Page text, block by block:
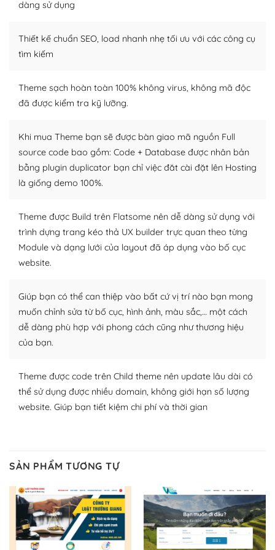
– Sở hữu một cộng đồng lớn, sẵn sàng hỗ trợ
khổng lồ được kiểm duyệt bởi các nhân viên và những
người cuồng tín WordPress.
Nếu bạn gặp khó khăn, bạn có thể lên mạng và tìm
kiếm những cộng đồng WordPress, họ sẽ giúp bạn trả
lời, giải đáp vấn đề của bạn.
Cộng đồng sử dụng WordPress sẵn sàng hỗ trợ bạn
– Đa dạng plugin và themes
Plugin mở rộng là thành phần cài đặt thêm vào
WordPress để tăng thêm các tính năng cần thiết. Có
nhiều plugin trả phí hoặc miễn phí.
Nhờ lượng người dùng đông đảo, thư viện themes và
plugin của WordPress rất phong phú. Bạn có thể thỏa
thích chọn lựa plugin và themes phù hợp cho mục đích
lập website của mình.
– Dễ sử dụng
Với mọi Hosting bất kỳ thì WordPress đều có thể dễ
Và bạn có toàn quyền tự do khi quyết định nơi lưu trữ
trang web WordPress của bạn.
Dễ dàng lựa chọn Hosting cho website WordPress
– Bảo mật cực tốt
dàng sử dụng
Thiết kế chuẩn SEO, load nhanh nhẹ tối ưu với các công cụ
tìm kiếm
Theme sạch hoàn toàn 100% không virus, không mã độc
đã được kiểm tra kỹ lưỡng.
Khi mua Theme bạn sẽ được bàn giao mã nguồn Full
source code bao gồm: Code + Database được nhân bản
bằng plugin duplicator bạn chỉ việc đăt cài đặt lên Hosting
là giống demo 100%.
Theme được Build trên Flatsome nên dễ dàng sử dụng với
trình dựng trang kéo thả UX builder trực quan theo từng
Module và dạng lưới của layout đã áp dụng vào bố cục
website.
Giúp bạn có thể can thiệp vào bất cứ vị trí nào bạn mong
muốn chỉnh sửa từ bố cục, hình ảnh, màu sắc,… một cách
dễ dàng phù hợp với phong cách cũng như thương hiệu
của bạn.
Theme được code trên Child theme nên update lâu dài có
thể sử dụng được nhiều domain, không giới hạn số lượng
website. Giúp bạn tiết kiệm chi phí và thời gian
SẢN PHẨM TƯƠNG TỰ